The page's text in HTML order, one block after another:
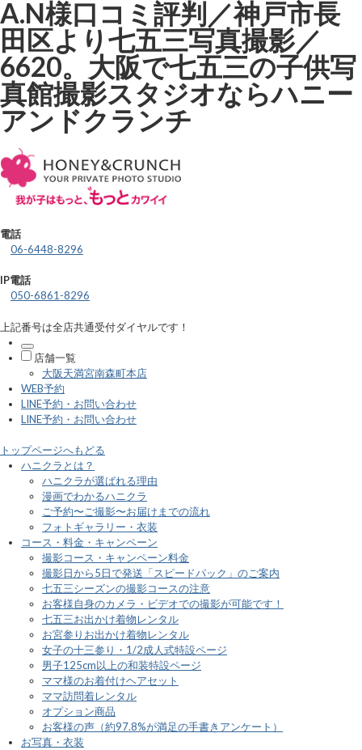
A.N様口コミ評判／神戸市長
田区より七五三写真撮影／
6620。大阪で七五三の子供写
真館撮影スタジオならハニー
アンドクランチ
電話
06-6448-8296
IP電話
050-6861-8296
上記番号は全店共通受付ダイヤルです！
店舗一覧
大阪天満宮南森町本店
WEB予約
LINE予約・お問い合わせ
LINE予約・お問い合わせ
トップページへもどる
ハニクラとは？
ハニクラが選ばれる理由
漫画でわかるハニクラ
ご予約〜ご撮影〜お届けまでの流れ
フォトギャラリー・衣装
コース・料金・キャンペーン
撮影コース・キャンペーン料金
撮影日から5日で発送「スピードパック」のご案内
七五三シーズンの撮影コースの注意
お客様自身のカメラ・ビデオでの撮影が可能です！
七五三お出かけ着物レンタル
お宮参りお出かけ着物レンタル
女子の十三参り・1/2成人式特設ページ
男子125cm以上の和装特設ページ
ママ様のお着付けヘアセット
ママ訪問着レンタル
オプション商品
お客様の声（約97.8%が満足の手書きアンケート）
お写真・衣装